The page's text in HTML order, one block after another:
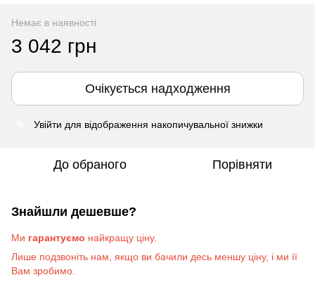
Немає в наявності
3 042 грн
Очікується надходження
Увійти для відображення накопичувальної знижки
До обраного Порівняти
Знайшли дешевше?
Ми гарантуємо найкращу ціну.
Лише подзвоніть нам , якщо ви бачили десь меншу ціну, і ми її
Вам зробимо